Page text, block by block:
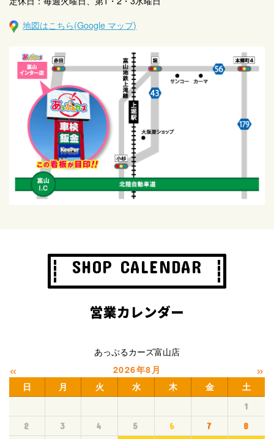
地図はこちら(Google マップ)
SHOP CALENDAR
営業カレンダー
あっぷるカーズ富山店
« 2026年8月 »
日 月 火 水 木 金 土
1
2
3 4 5 6 7
8